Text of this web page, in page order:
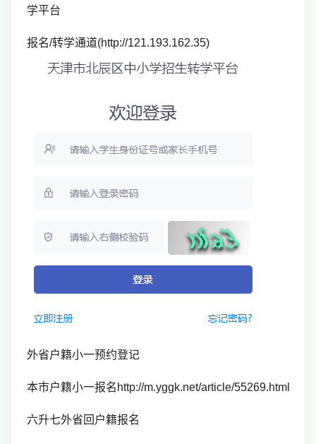
学平台
报名/转学通道(http://121.193.162.35)
外省户籍小一预约登记
本市户籍小一报名http://m.yggk.net/article/55269.html
六升七外省回户籍报名